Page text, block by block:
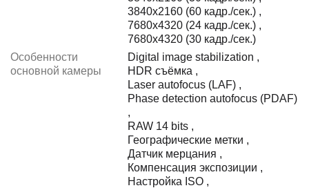
3840x2160 (60 кадр./сек.) ,
7680x4320 (24 кадр./сек.) ,
7680x4320 (30 кадр./сек.)
Особенности
основной камеры
Digital image stabilization ,
HDR съёмка ,
Laser autofocus (LAF) ,
Phase detection autofocus (PDAF)
,
RAW 14 bits ,
Географические метки ,
Датчик мерцания ,
Компенсация экспозиции ,
Настройка ISO ,